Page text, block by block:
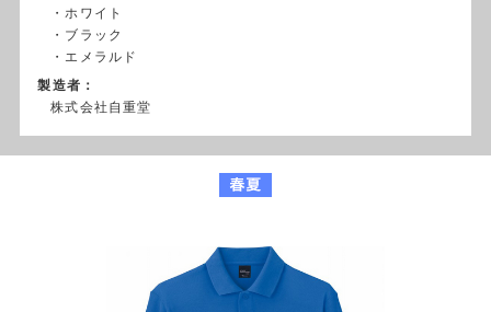
・ホワイト
・ブラック
・エメラルド
製造者：
株式会社自重堂